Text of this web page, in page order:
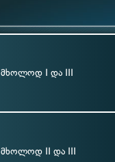
მხოლოდ I და III
მხოლოდ II და III